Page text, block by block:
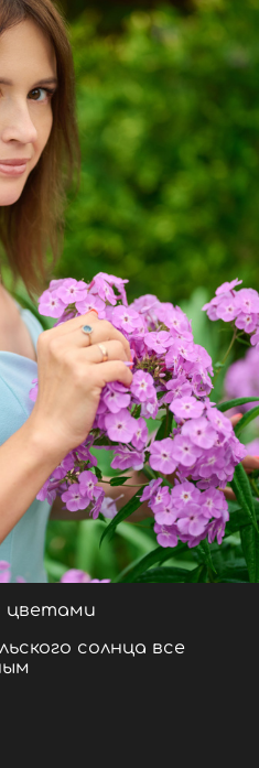
цветами
солнца все